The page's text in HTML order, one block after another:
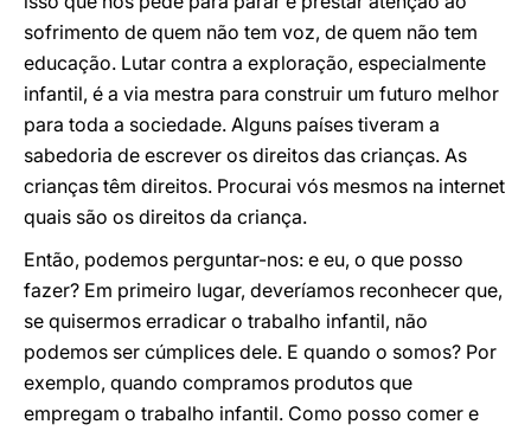
sofrimento de quem não tem voz, de quem não tem
educação. Lutar contra a exploração, especialmente
infantil, é a via mestra para construir um futuro melhor
para toda a sociedade. Alguns países tiveram a
sabedoria de escrever os direitos das crianças. As
crianças têm direitos. Procurai vós mesmos na internet
quais são os direitos da criança.
Então, podemos perguntar-nos: e eu, o que posso
fazer? Em primeiro lugar, deveríamos reconhecer que,
se quisermos erradicar o trabalho infantil, não
podemos ser cúmplices dele. E quando o somos? Por
exemplo, quando compramos produtos que
empregam o trabalho infantil. Como posso comer e